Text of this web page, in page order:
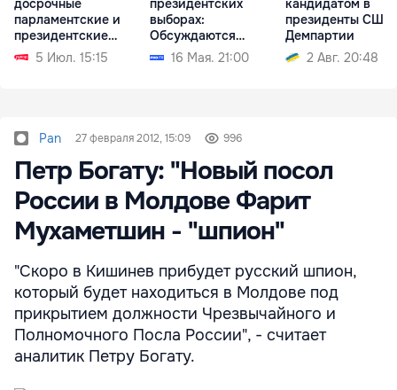
досрочные
парламентские и
президентские
выборы5 Июл. 15:15
президентских
выборах:
Обсуждаются
несколько
кандидатур
16 Мая. 21:00
кандидатом в
президенты США
Демпартии
2 Авг. 20:48
Pan 27 февраля 2012, 15:09 996
Петр Богату: "Новый посол
России в Молдове Фарит
Мухаметшин - "шпион"
"Скоро в Кишинев прибудет русский шпион,
который будет находиться в Молдове под
прикрытием должности Чрезвычайного и
Полномочного Посла России", - считает
аналитик Петру Богату.